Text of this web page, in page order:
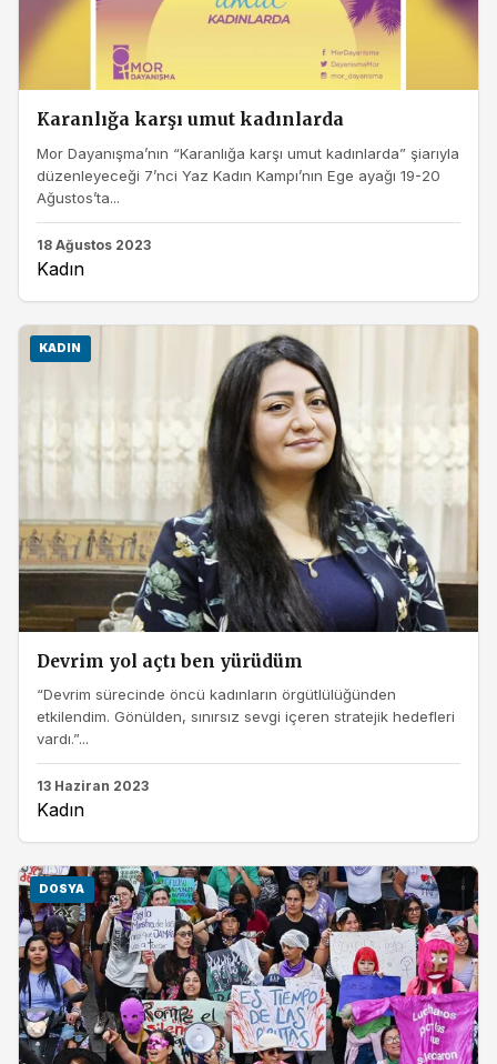
Karanlığa karşı umut kadınlarda
Mor Dayanışma’nın “Karanlığa karşı umut kadınlarda” şiarıyla
düzenleyeceği 7’nci Yaz Kadın Kampı’nın Ege ayağı 19-20
Ağustos’ta...
18 Ağustos 2023
Kadın
KADIN
Devrim yol açtı ben yürüdüm
“Devrim sürecinde öncü kadınların örgütlülüğünden
etkilendim. Gönülden, sınırsız sevgi içeren stratejik hedefleri
vardı.”...
13 Haziran 2023
Kadın
DOSYA